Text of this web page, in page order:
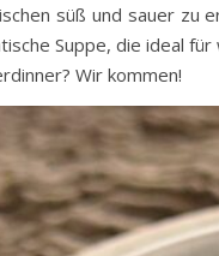
süß und sauer zu
Suppe, die ideal
Wir kommen!